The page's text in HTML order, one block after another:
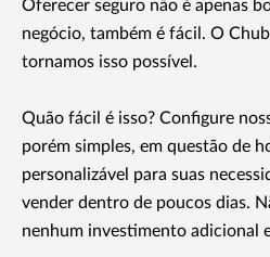
Oferecer seguro não é apenas
negócio, também é fácil. O
tornamos isso possível.
Quão fácil é isso? Configure
porém simples, em questão de
personalizável para suas
vender dentro de poucos dias.
nenhum investimento adicional